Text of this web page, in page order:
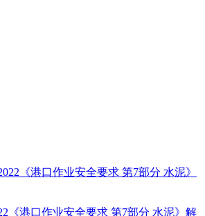
《港口作业安全要求 第7部分 水泥》解